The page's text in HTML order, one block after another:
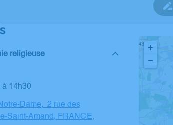
religieuse
à 14h30
Dame, 2 rue des
Saint-Amand, FRANCE,
+
−